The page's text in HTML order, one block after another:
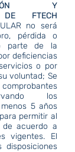
Y
DE FTECH
no será
pérdida o
parte de la
deficiencias
o por
voluntad; Se
los
5 años
permitir al
de acuerdo a
vigentes. El